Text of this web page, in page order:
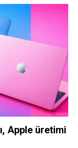
Apple üretimi